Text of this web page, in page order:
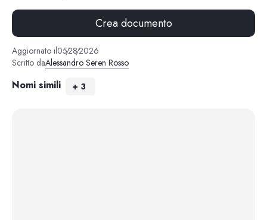
Crea documento
Aggiornato il05/28/2026
Scritto daAlessandro Seren Rosso
Nomi simili + 3